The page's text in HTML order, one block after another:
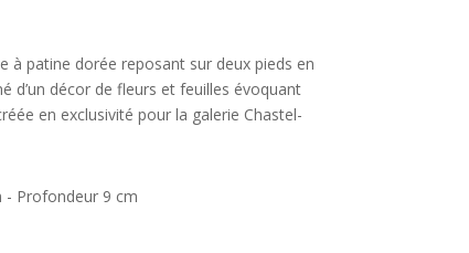
à patine dorée reposant sur deux pieds en
d’un décor de fleurs et feuilles évoquant
en exclusivité pour la galerie Chastel-
- Profondeur 9 cm